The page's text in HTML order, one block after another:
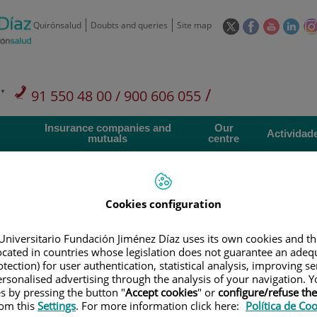
Quirónsalud Doubts and queries Site map
This
pop-
window.
This
pop-
up
This
pop-
up
This
up
91 550 48 00 / 900 606 055/
Private Care: 91 090 05 16
Insurance companies and
mutuals
Our
centre
Research
Teléfono de atención al usuario900 301 013
Cookies configuration
Fundación Jiménez Díaz uses its own cookies and
in countries whose legislation does not guarantee an
for user authentication, statistical analysis, improving
advertising through the analysis of your navigation.
by pressing the button "Accept cookies" or configure/refuse
thisSettings. For more information click here: Política de